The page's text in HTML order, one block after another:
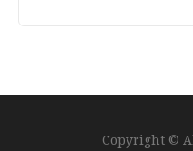
Copyright ©